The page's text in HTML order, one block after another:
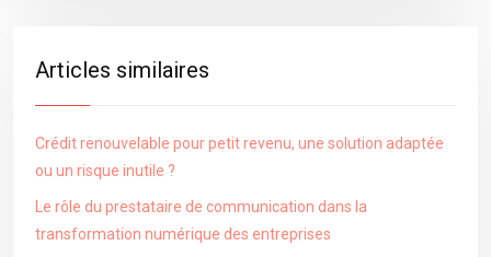
Articles similaires
Crédit renouvelable pour petit revenu, une solution adaptée
ou un risque inutile ?
Le rôle du prestataire de communication dans la
transformation numérique des entreprises